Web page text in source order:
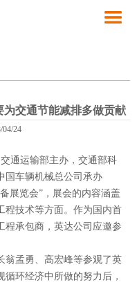
交通节能减排多做贡献
24
通运输部主办，交通部科
国车辆机械总公司承办
展览会”，展会的内容涵盖
程技术等方面。作为国内首
程承包商，英达公司应邀参
孟勇、高宏峰等参观了英
环经济中所做的努力后，